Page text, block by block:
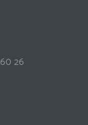
26